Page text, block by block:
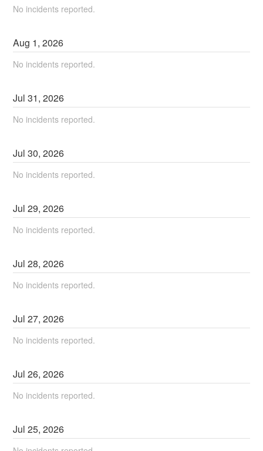
No incidents reported.
Aug 1,2026
No incidents reported.
Jul31,2026
No incidents reported.
Jul30,2026
No incidents reported.
Jul29,2026
No incidents reported.
Jul28,2026
No incidents reported.
Jul27,2026
No incidents reported.
Jul26,2026
No incidents reported.
Jul25,2026